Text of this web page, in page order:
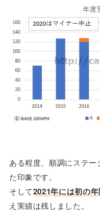
ある程度、順調にステ
た印象です。
そして2021年には初の
え実績は残しました。